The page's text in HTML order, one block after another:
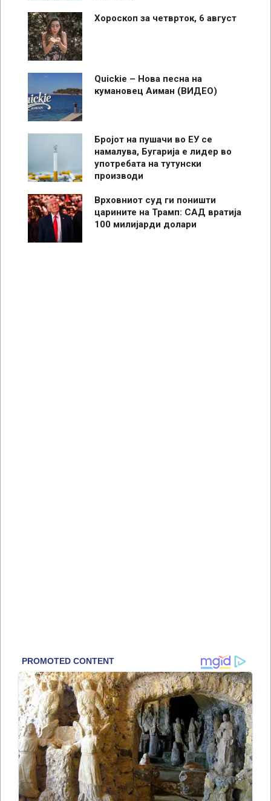
Хороскоп за четврток, 6 август
Quickie – Нова песна на
кумановец Аиман (ВИДЕО)
Бројот на пушачи во ЕУ се
намалува, Бугарија е лидер во
употребата на тутунски
производи
Врховниот суд ги поништи
царините на Трамп: САД вратија
100 милијарди долари